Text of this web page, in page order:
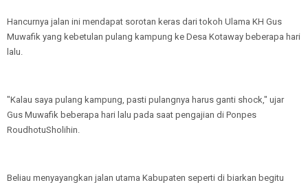
Hancurnya jalan ini mendapat sorotan keras dari tokoh Ulama KH Gus
Muwafik yang kebetulan pulang kampung ke Desa Kotaway beberapa hari
lalu.
"Kalau saya pulang kampung, pasti pulangnya harus ganti shock," ujar
Gus Muwafik beberapa hari lalu pada saat pengajian di Ponpes
RoudhotuSholihin.
Beliau menyayangkan jalan utama Kabupaten seperti di biarkan begitu